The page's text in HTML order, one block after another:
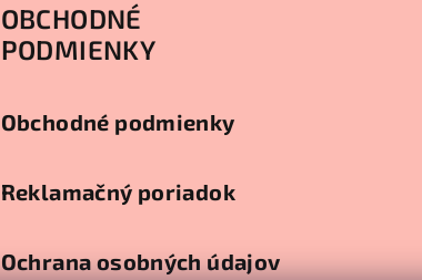
OBCHODNÉ
PODMIENKY
Obchodné podmienky
Reklamačný poriadok
Ochrana osobných údajov